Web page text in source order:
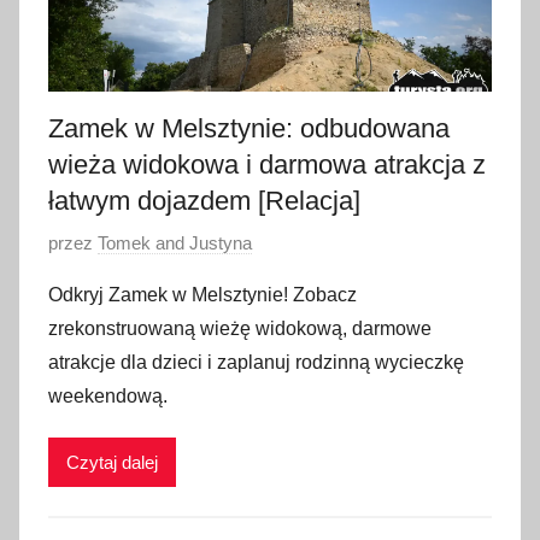
Zamek w Melsztynie: odbudowana
wieża widokowa i darmowa atrakcja z
łatwym dojazdem [Relacja]
O
u
b
l
i
w
przez Tomek and Justyna
Odkryj Zamek w Melsztynie! Zobacz
zrekonstruowaną wieżę widokową, darmowe
atrakcje dla dzieci i zaplanuj rodzinną wycieczkę
weekendową.
Czytaj dalej